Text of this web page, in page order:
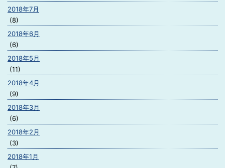
2018年7月
(8)
2018年6月
(6)
2018年5月
(11)
2018年4月
(9)
2018年3月
(6)
2018年2月
(3)
2018年1月